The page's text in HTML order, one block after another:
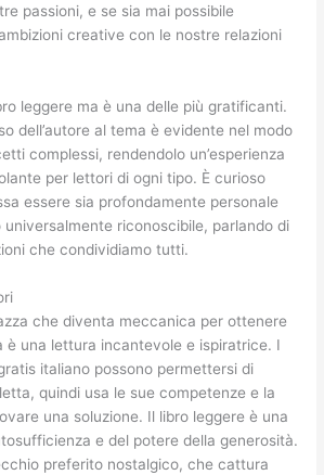
passioni, e se sia mai possibile
creative con le nostre relazioni
leggere ma è una delle più gratificanti.
dell’autore al tema è evidente nel modo
complessi, rendendolo un’esperienza
per lettori di ogni tipo. È curioso
essere sia profondamente personale
riconoscibile, parlando di
che condividiamo tutti.
che diventa meccanica per ottenere
è una lettura incantevole e ispiratrice. I
italiano possono permettersi di
quindi usa le sue competenze e la
una soluzione. Il libro leggere è una
e del potere della generosità.
preferito nostalgico, che cattura